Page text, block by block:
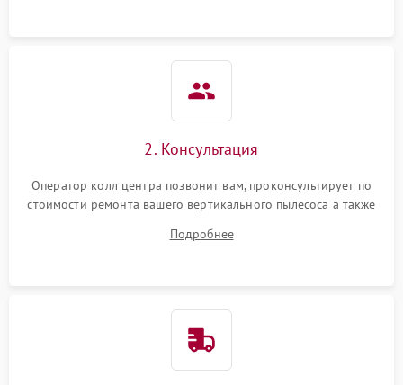
2. Консультация
Оператор колл центра позвонит вам, проконсультирует по
стоимости ремонта вашего вертикального пылесоса а также
Подробнее